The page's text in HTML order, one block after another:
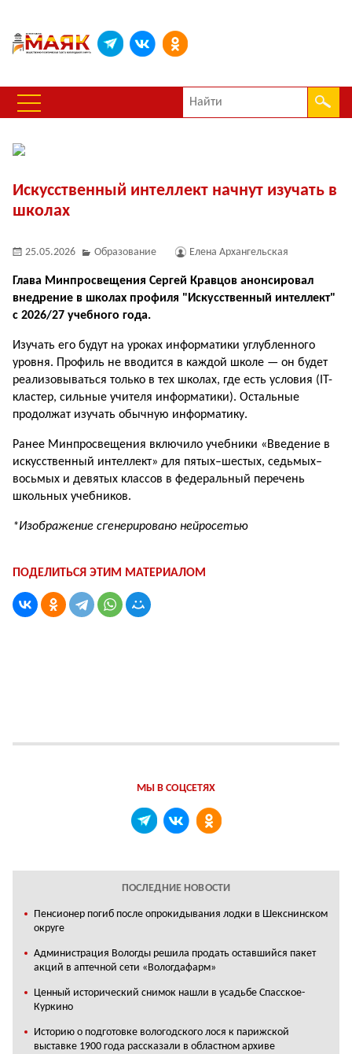
Искусственный интеллект начнут изучать в
школах
25.05.2026 Образование Елена Архангельская
Глава Минпросвещения Сергей Кравцов анонсировал
внедрение в школах профиля "Искусственный интеллект"
с 2026/27 учебного года.
Изучать его будут на уроках информатики углубленного
уровня. Профиль не вводится в каждой школе — он будет
реализовываться только в тех школах, где есть условия (IT-
кластер, сильные учителя информатики). Остальные
продолжат изучать обычную информатику.
Ранее Минпросвещения включило учебники «Введение в
искусственный интеллект» для пятых–шестых, седьмых–
восьмых и девятых классов в федеральный перечень
школьных учебников.
*Изображение сгенерировано нейросетью
ПОДЕЛИТЬСЯ ЭТИМ МАТЕРИАЛОМ
МЫ В СОЦСЕТЯХ
ПОСЛЕДНИЕ НОВОСТИ
Пенсионер погиб после опрокидывания лодки в Шекснинском
округе
Администрация Вологды решила продать оставшийся пакет
акций в аптечной сети «Вологдафарм»
Ценный исторический снимок нашли в усадьбе Спасское-
Куркино
Историю о подготовке вологодского лося к парижской
выставке 1900 года рассказали в областном архиве